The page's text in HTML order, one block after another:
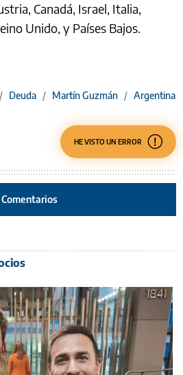
Canadá, Israel, Italia,
Unido, y Países Bajos.
/ Deuda / Martín Guzmán / Argentina
HE VISTO UN ERROR
Comentarios